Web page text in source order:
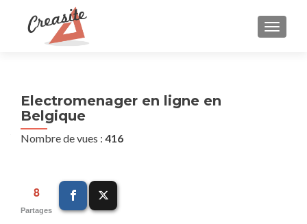
Electromenager en ligne en
Belgique
Nombre de vues : 416
8
Partages